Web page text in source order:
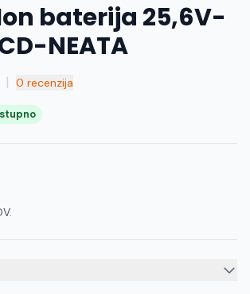
baterija 25,6V-
NEATA
| 0 recenzija